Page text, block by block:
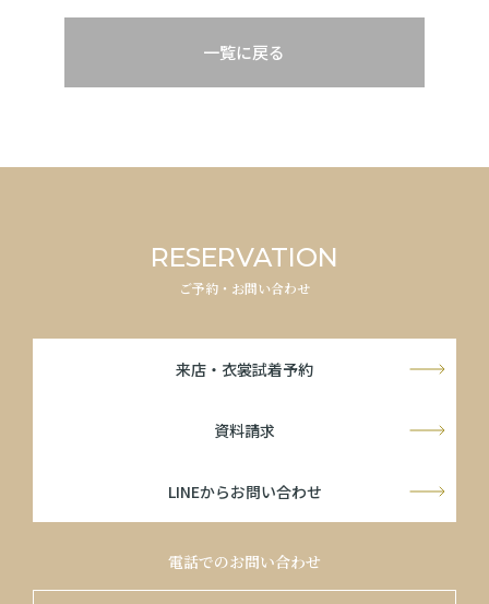
一覧に戻る
RESERVATION
ご予約・お問い合わせ
来店・衣裳試着予約
資料請求
LINEからお問い合わせ
電話でのお問い合わせ